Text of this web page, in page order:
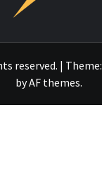
reserved. | Theme:
byAF themes.